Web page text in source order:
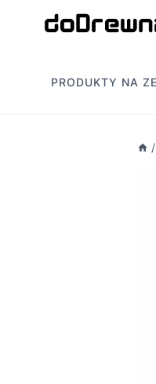
PRODUKTY NA
/